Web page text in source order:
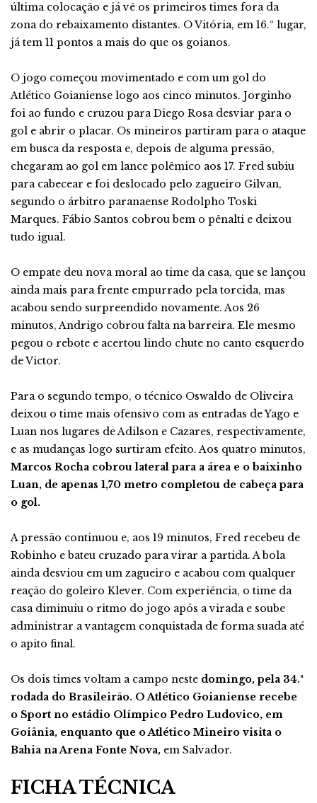
última colocação e já vê os primeiros times fora da
zona do rebaixamento distantes. O Vitória, em 16.º lugar,
já tem 11 pontos a mais do que os goianos.
O jogo começou movimentado e com um gol do
Atlético Goianiense logo aos cinco minutos. Jorginho
foi ao fundo e cruzou para Diego Rosa desviar para o
gol e abrir o placar. Os mineiros partiram para o ataque
em busca da resposta e, depois de alguma pressão,
chegaram ao gol em lance polêmico aos 17. Fred subiu
para cabecear e foi deslocado pelo zagueiro Gilvan,
segundo o árbitro paranaense Rodolpho Toski
Marques. Fábio Santos cobrou bem o pênalti e deixou
tudo igual.
O empate deu nova moral ao time da casa, que se lançou
ainda mais para frente empurrado pela torcida, mas
acabou sendo surpreendido novamente. Aos 26
minutos, Andrigo cobrou falta na barreira. Ele mesmo
pegou o rebote e acertou lindo chute no canto esquerdo
de Victor.
Para o segundo tempo, o técnico Oswaldo de Oliveira
deixou o time mais ofensivo com as entradas de Yago e
Luan nos lugares de Adilson e Cazares, respectivamente,
e as mudanças logo surtiram efeito. Aos quatro minutos,
Marcos Rocha cobrou lateral para a área e o baixinho
Luan, de apenas 1,70 metro completou de cabeça para
o gol.
A pressão continuou e, aos 19 minutos, Fred recebeu de
Robinho e bateu cruzado para virar a partida. A bola
ainda desviou em um zagueiro e acabou com qualquer
reação do goleiro Klever. Com experiência, o time da
casa diminuiu o ritmo do jogo após a virada e soube
administrar a vantagem conquistada de forma suada até
o apito final.
Os dois times voltam a campo neste domingo, pela 34.ª
rodada do Brasileirão. O Atlético Goianiense recebe
o Sport no estádio Olímpico Pedro Ludovico, em
Goiânia, enquanto que o Atlético Mineiro visita o
Bahia na Arena Fonte Nova, em Salvador.
FICHA TÉCNICA